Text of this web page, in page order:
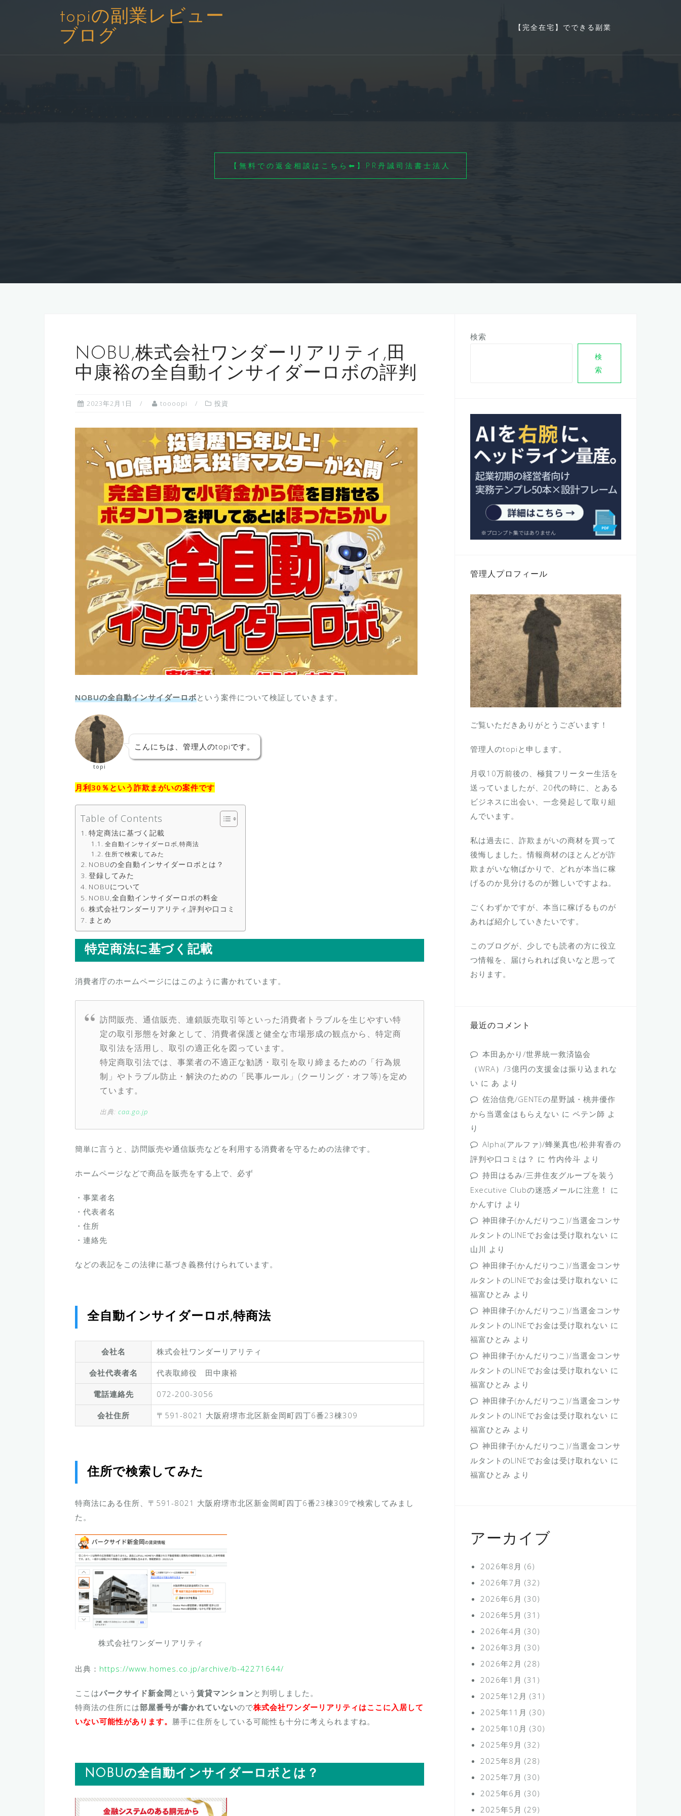
topiの副業レビュー
ブログ
【完全在宅】でできる副業
【無料での返金相談はこちら⬅】PR丹誠司法書士法人
NOBU,株式会社ワンダーリアリティ,田
中康裕の全自動インサイダーロボの評判
2023年2月1日 toooopi 投資
NOBUの全自動インサイダーロボという案件について検証していきます。
topi
こんにちは、管理人のtopiです。
月利30％という詐欺まがいの案件です
Table of Contents
特定商法に基づく記載
全自動インサイダーロボ,特商法
住所で検索してみた
NOBUの全自動インサイダーロボとは？
登録してみた
NOBUについて
NOBU,全自動インサイダーロボの料金
株式会社ワンダーリアリティ,評判や口コミ
まとめ
特定商法に基づく記載
消費者庁のホームページにはこのように書かれています。
訪問販売、通信販売、連鎖販売取引等といった消費者トラブルを生じやすい特
定の取引形態を対象として、消費者保護と健全な市場形成の観点から、特定商
取引法を活用し、取引の適正化を図っています。
特定商取引法では、事業者の不適正な勧誘・取引を取り締まるための「行為規
制」やトラブル防止・解決のための「民事ルール」(クーリング・オフ等)を定め
ています。
出典: caa.go.jp
簡単に言うと、訪問販売や通信販売などを利用する消費者を守るための法律です。
ホームページなどで商品を販売をする上で、必ず
・事業者名
・代表者名
・住所
・連絡先
などの表記をこの法律に基づき義務付けられています。
全自動インサイダーロボ,特商法
会社名 株式会社ワンダーリアリティ
会社代表者名 代表取締役 田中康裕
電話連絡先 072-200-3056
会社住所 〒591-8021 大阪府堺市北区新金岡町四丁6番23棟309
住所で検索してみた
特商法にある住所、〒591-8021 大阪府堺市北区新金岡町四丁6番23棟309で検索してみまし
た。
株式会社ワンダーリアリティ
出典： https://www.homes.co.jp/archive/b-42271644/
ここはパークサイド新金岡という 賃貸マンションと判明しました。
特商法の住所には部屋番号が書かれていないので株式会社ワンダーリアリティはここに入居して
いない可能性があります。 勝手に住所をしている可能性も十分に考えられますね。
NOBUの全自動インサイダーロボとは？
検索
検
索
管理人プロフィール
ご覧いただきありがとうございます！
管理人のtopiと申します。
月収10万前後の、極貧フリーター生活を
送っていましたが、20代の時に、とある
ビジネスに出会い、一念発起して取り組
んでいます。
私は過去に、詐欺まがいの商材を買って
後悔しました。情報商材のほとんどが詐
欺まがいな物ばかりで、どれが本当に稼
げるのか見分けるのが難しいですよね。
ごくわずかですが、本当に稼げるものが
あれば紹介していきたいです。
このブログが、少しでも読者の方に役立
つ情報を、届けられれば良いなと思って
おります。
最近のコメント
本田あかり/世界統一救済協会
（WRA）/3億円の支援金は振り込まれな
い に あ より
佐治信尭/GENTEの星野誠・桃井優作
から当選金はもらえない に ペテン師 よ
り
Alpha(アルファ)/蜂巣真也/松井宥香の
評判や口コミは？ に 竹内伶斗 より
持田はるみ/三井住友グループを装う
Executive Clubの迷惑メールに注意！
に
かんすけ より
神田律子(かんだりつこ)/当選金コンサ
ルタントのLINEでお金は受け取れない に
山川 より
神田律子(かんだりつこ)/当選金コンサ
ルタントのLINEでお金は受け取れない に
福富ひとみ より
神田律子(かんだりつこ)/当選金コンサ
ルタントのLINEでお金は受け取れない に
福富ひとみ より
神田律子(かんだりつこ)/当選金コンサ
ルタントのLINEでお金は受け取れない に
福富ひとみ より
神田律子(かんだりつこ)/当選金コンサ
ルタントのLINEでお金は受け取れない に
福富ひとみ より
神田律子(かんだりつこ)/当選金コンサ
ルタントのLINEでお金は受け取れない に
福富ひとみ より
アーカイブ
2026年8月 (6)
2026年7月 (32)
2026年6月 (30)
2026年5月 (31)
2026年4月 (30)
2026年3月 (30)
2026年2月 (28)
2026年1月 (31)
2025年12月 (31)
2025年11月 (30)
2025年10月 (30)
2025年9月 (32)
2025年8月 (28)
2025年7月 (30)
2025年6月 (30)
2025年5月 (29)